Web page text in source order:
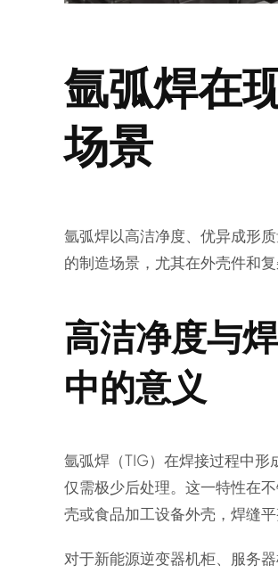
氩弧焊在
场景
氩弧焊以高洁净度、优异成形
的制造场景，尤其在外壳件和
高洁净度与
中的意义
氩弧焊（TIG）在焊接过程中
仅需极少后处理。这一特性在
壳或食品加工设备外壳，焊缝
对于新能源逆变器机柜、服务